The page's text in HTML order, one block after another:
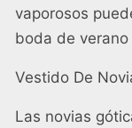
vaporosos
boda de
Vestido De
Las novias